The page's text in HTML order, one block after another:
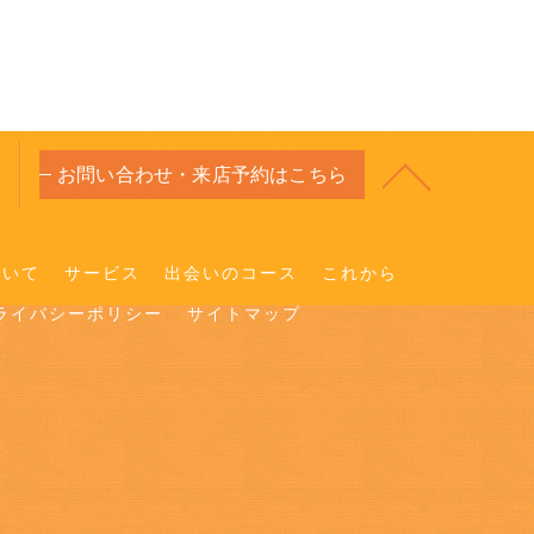
お問い合わせ・来店予約はこちら
て サービス 出会いのコース これから
イバシーポリシー サイトマップ